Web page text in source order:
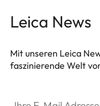
- Länge: 110 cm
Leica News
Mit unseren Leica
faszinierende Welt